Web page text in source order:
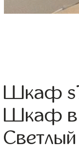
Шкаф
Шкаф в